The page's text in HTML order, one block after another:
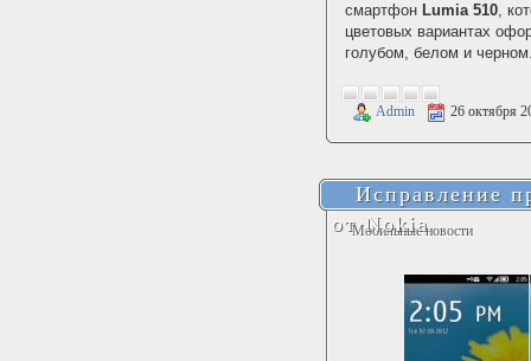
смартфон Lumia 510,
цветовых вариантах
голубом, белом и
Admin 26 октября
Исправление
от Nokia
Мобильные новости